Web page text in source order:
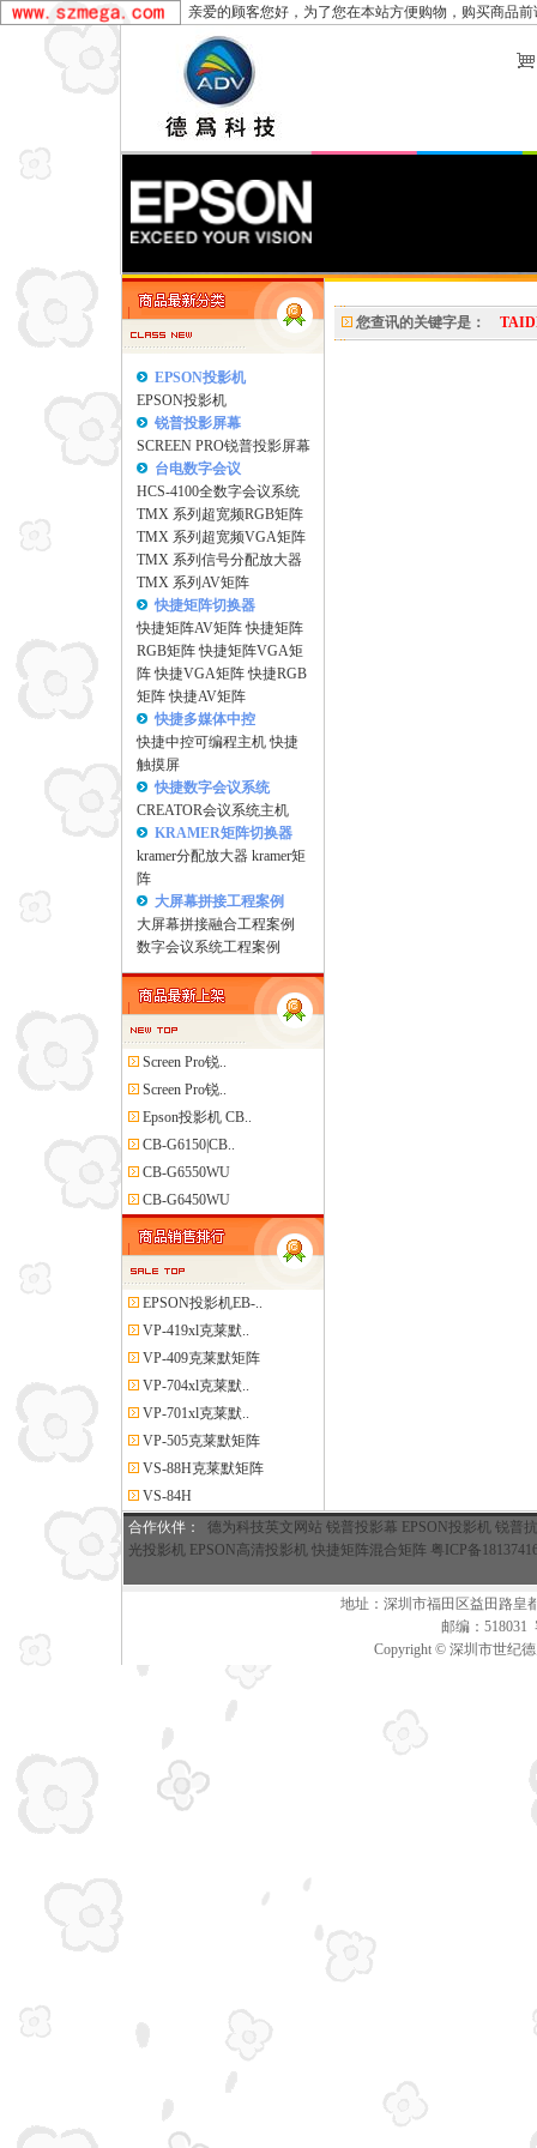
亲爱的顾客您好，为了您在本站方便购物，购买商品前
EPSON投影机
EPSON投影机
锐普投影屏幕
SCREEN PRO锐普投影屏幕
台电数字会议
HCS-4100全数字会议系统
TMX 系列超宽频RGB矩阵
TMX 系列超宽频VGA矩阵
TMX 系列信号分配放大器
TMX 系列AV矩阵
快捷矩阵切换器
快捷矩阵AV矩阵 快捷矩阵
RGB矩阵 快捷矩阵VGA矩
阵 快捷VGA矩阵 快捷RGB
矩阵 快捷AV矩阵
快捷多媒体中控
快捷中控可编程主机 快捷
触摸屏
快捷数字会议系统
CREATOR会议系统主机
KRAMER矩阵切换器
kramer分配放大器 kramer矩
阵
大屏幕拼接工程案例
大屏幕拼接融合工程案例
数字会议系统工程案例
Screen Pro锐..
Screen Pro锐..
Epson投影机 CB..
CB-G6150|CB..
CB-G6550WU
CB-G6450WU
EPSON投影机EB-..
VP-419xl克莱默..
VP-409克莱默矩阵
VP-704xl克莱默..
VP-701xl克莱默..
VP-505克莱默矩阵
VS-88H克莱默矩阵
VS-84H
您查讯的关键字是：
合作伙伴 ： 德为科技英文网站 锐普投影幕 EPSON投影机 锐普
光投影机 EPSON高清投影机 快捷矩阵混合矩阵 粤ICP备
地址：深圳市福田区益田路皇
邮编：518031
Copyright © 深圳市世纪